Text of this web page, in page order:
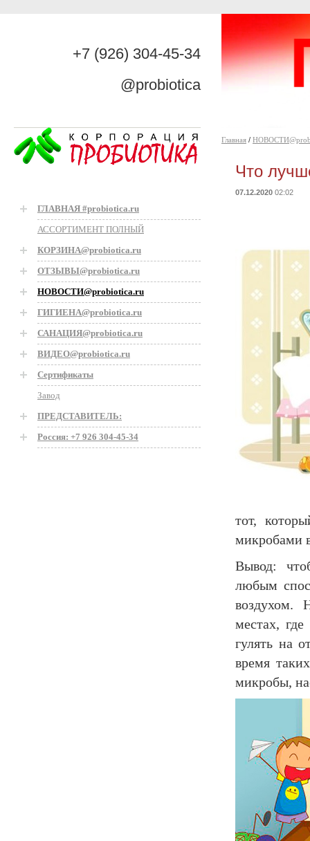
+7 (926) 304-45-34
@probiotica
ГЛАВНАЯ #probiotica.ru
АССОРТИМЕНТ ПОЛНЫЙ
КОРЗИНА@probiotica.ru
ОТЗЫВЫ@probiotica.ru
НОВОСТИ@probiotica.ru
ГИГИЕНА@probiotica.ru
САНАЦИЯ@probiotica.ru
ВИДЕО@probiotica.ru
Сертификаты
Завод
ПРЕДСТАВИТЕЛЬ:
Россия: +7 926 304-45-34
Главная /
Что
07.12.2020 02:02
тот,
микробами
Вывод:
любым
воздухом.
местах,
гулять на
время
микробы,